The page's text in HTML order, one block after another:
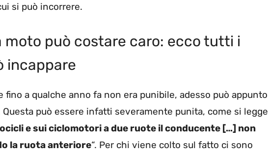
si può incorrere.
moto può costare caro: ecco tutti i
incappare
fino a qualche anno fa non era punibile, adesso può appunto
può essere infatti severamente punita, come si legge
e sui ciclomotori a due ruote il conducente […] non
la ruota anteriore“. Per chi viene colto sul fatto ci sono